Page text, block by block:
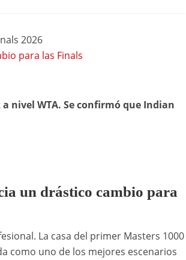
2026
para las Finals
nivel WTA. Se confirmó que Indian
un drástico cambio para
La casa del primer Masters 1000
como uno de los mejores escenarios